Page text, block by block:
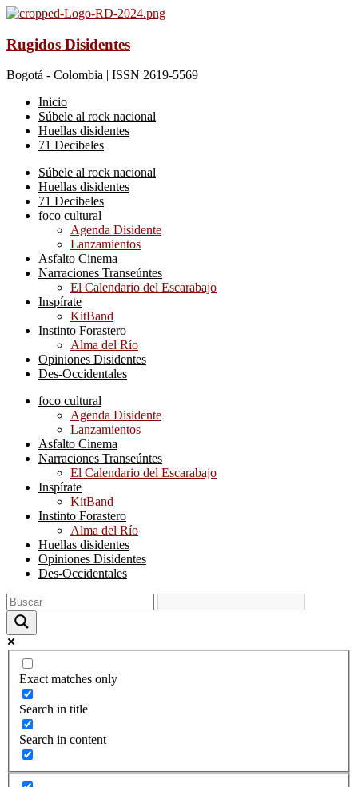
Rugidos Disidentes
Bogotá - Colombia | ISSN 2619-5569
Inicio
Súbele al rock nacional
Huellas disidentes
71 Decibeles
Súbele al rock nacional
Huellas disidentes
71 Decibeles
foco cultural
Agenda Disidente
Lanzamientos
Asfalto Cinema
Narraciones Transeúntes
El Calendario del Escarabajo
Inspírate
KitBand
Instinto Forastero
Alma del Río
Opiniones Disidentes
Des-Occidentales
foco cultural
Agenda Disidente
Lanzamientos
Asfalto Cinema
Narraciones Transeúntes
El Calendario del Escarabajo
Inspírate
KitBand
Instinto Forastero
Alma del Río
Huellas disidentes
Opiniones Disidentes
Des-Occidentales
Exact matches only
Search in title
Search in content